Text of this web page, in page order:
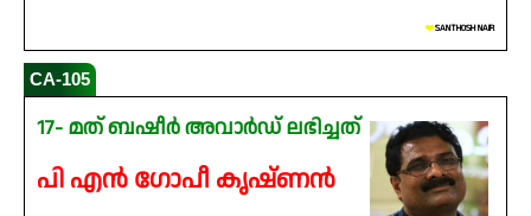
❤️SANTHOSH NAIR
CA-105
17- മത് ബഷീർ അവാർഡ് ലഭിച്ചത്
പി എൻ ഗോപീ കൃഷ്ണൻ